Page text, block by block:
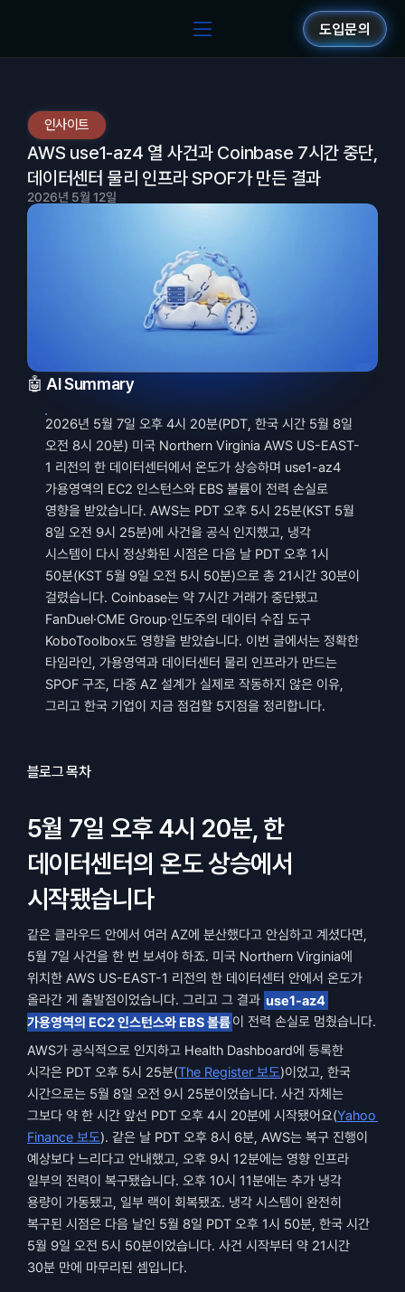
도입문의
인사이트
AWS use1-az4 열 사건과 Coinbase 7시간 중단,
데이터센터 물리 인프라 SPOF가 만든 결과
2026년 5월 12일
🤖 AI Summary
2026년 5월 7일 오후 4시 20분(PDT, 한국 시간 5월 8일
오전 8시 20분) 미국 Northern Virginia AWS US-EAST-
1 리전의 한 데이터센터에서 온도가 상승하며 use1-az4
가용영역의 EC2 인스턴스와 EBS 볼륨이 전력 손실로
영향을 받았습니다. AWS는 PDT 오후 5시 25분(KST 5월
8일 오전 9시 25분)에 사건을 공식 인지했고, 냉각
시스템이 다시 정상화된 시점은 다음 날 PDT 오후 1시
50분(KST 5월 9일 오전 5시 50분)으로 총 21시간 30분이
걸렸습니다. Coinbase는 약 7시간 거래가 중단됐고
FanDuel·CME Group·인도주의 데이터 수집 도구
KoboToolbox도 영향을 받았습니다. 이번 글에서는 정확한
타임라인, 가용영역과 데이터센터 물리 인프라가 만드는
SPOF 구조, 다중 AZ 설계가 실제로 작동하지 않은 이유,
그리고 한국 기업이 지금 점검할 5지점을 정리합니다.
블로그 목차
5월 7일 오후 4시 20분, 한
데이터센터의 온도 상승에서
시작됐습니다
같은 클라우드 안에서 여러 AZ에 분산했다고 안심하고 계셨다면,
5월 7일 사건을 한 번 보셔야 하죠. 미국 Northern Virginia에
위치한 AWS US-EAST-1 리전의 한 데이터센터 안에서 온도가
올라간 게 출발점이었습니다. 그리고 그 결과 use1-az4
가용영역의 EC2 인스턴스와 EBS 볼륨이 전력 손실로 멈췄습니다.
AWS가 공식적으로 인지하고 Health Dashboard에 등록한
시각은 PDT 오후 5시 25분(The Register 보도)이었고, 한국
시간으로는 5월 8일 오전 9시 25분이었습니다. 사건 자체는
그보다 약 한 시간 앞선 PDT 오후 4시 20분에 시작됐어요(Yahoo
Finance 보도). 같은 날 PDT 오후 8시 6분, AWS는 복구 진행이
예상보다 느리다고 안내했고, 오후 9시 12분에는 영향 인프라
일부의 전력이 복구됐습니다. 오후 10시 11분에는 추가 냉각
용량이 가동됐고, 일부 랙이 회복됐죠. 냉각 시스템이 완전히
복구된 시점은 다음 날인 5월 8일 PDT 오후 1시 50분, 한국 시간
5월 9일 오전 5시 50분이었습니다. 사건 시작부터 약 21시간
30분 만에 마무리된 셈입니다.